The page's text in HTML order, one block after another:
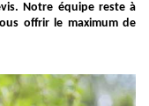
Notre équipe reste à
offrir le maximum de